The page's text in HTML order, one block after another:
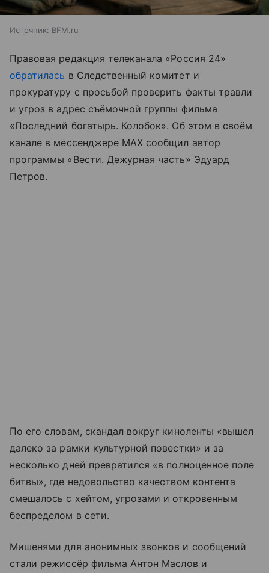
Источник: BFM.ru
Правовая редакция телеканала «Россия 24»
обратилась в Следственный комитет и
прокуратуру с просьбой проверить факты травли
и угроз в адрес съёмочной группы фильма
«Последний богатырь. Колобок». Об этом в своём
канале в мессенджере MAX сообщил автор
программы «Вести. Дежурная часть» Эдуард
Петров.
По его словам, скандал вокруг киноленты «вышел
далеко за рамки культурной повестки» и за
несколько дней превратился «в полноценное поле
битвы», где недовольство качеством контента
смешалось с хейтом, угрозами и откровенным
беспределом в сети.
Мишенями для анонимных звонков и сообщений
стали режиссёр фильма Антон Маслов и